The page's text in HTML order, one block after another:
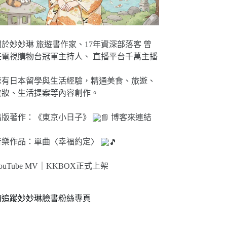
妙妙琳 旅遊書作家、17年資深部落客 曾
電視購物台冠軍主持人、 直播平台千萬主播
日本留學與生活經驗，精通美食、旅遊、
、生活提案等內容創作。
著作：《東京小日子》 博客來連結
作品：單曲〈幸福約定〉
MV｜KKBOX正式上架
追蹤妙妙琳臉書粉絲專頁